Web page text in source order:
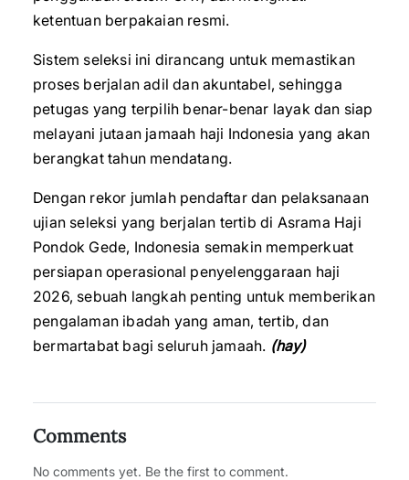
ketentuan berpakaian resmi.
Sistem seleksi ini dirancang untuk memastikan
proses berjalan adil dan akuntabel, sehingga
petugas yang terpilih benar-benar layak dan siap
melayani jutaan jamaah haji Indonesia yang akan
berangkat tahun mendatang.
Dengan rekor jumlah pendaftar dan pelaksanaan
ujian seleksi yang berjalan tertib di Asrama Haji
Pondok Gede, Indonesia semakin memperkuat
persiapan operasional penyelenggaraan haji
2026, sebuah langkah penting untuk memberikan
pengalaman ibadah yang aman, tertib, dan
bermartabat bagi seluruh jamaah. (hay)
Comments
No comments yet. Be the first to comment.